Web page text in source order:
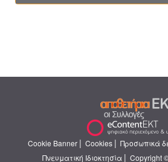
Cookie Banner | Cookies | Προσωπικά
Πνευματική Ιδιοκτησία | Copyright